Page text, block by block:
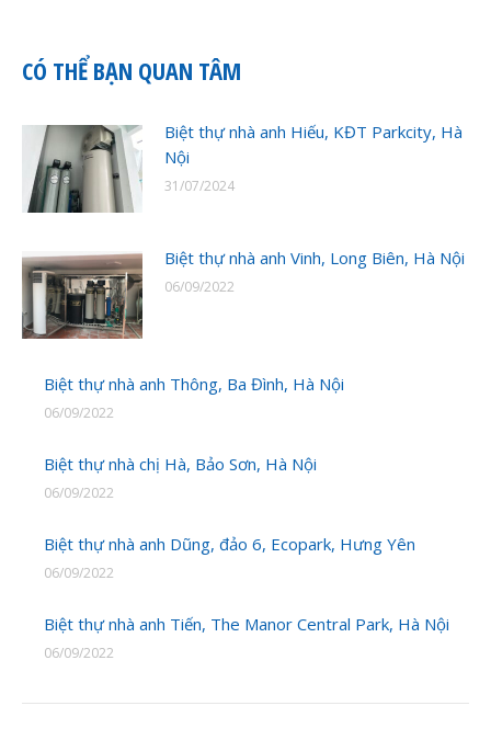
CÓ THỂ BẠN QUAN TÂM
Biệt thự nhà anh Hiếu, KĐT Parkcity, Hà
Nội
31/07/2024
Biệt thự nhà anh Vinh, Long Biên, Hà Nội
06/09/2022
Biệt thự nhà anh Thông, Ba Đình, Hà Nội
06/09/2022
Biệt thự nhà chị Hà, Bảo Sơn, Hà Nội
06/09/2022
Biệt thự nhà anh Dũng, đảo 6, Ecopark, Hưng Yên
06/09/2022
Biệt thự nhà anh Tiến, The Manor Central Park, Hà Nội
06/09/2022